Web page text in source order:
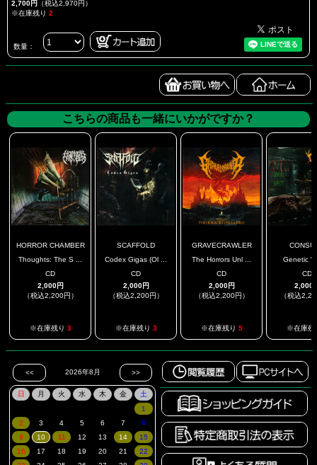
2,700円 （税込2,970円）
※在庫残り 2
数量：
こちらの商品も一緒にいかがですか？
HORROR CHAMBER
Thoughts: The S ...
CD
2,000円
（税込2,200円）
※在庫残り 3
SCAFFOLD
Codex Gigas (Ol ...
CD
2,000円
（税込2,200円）
※在庫残り 3
GRAVECRAWLER
The Horrors Unl ...
CD
2,000円
（税込2,200円）
※在庫残り 5
Genetic
CD
2,000
（税込
※在庫残